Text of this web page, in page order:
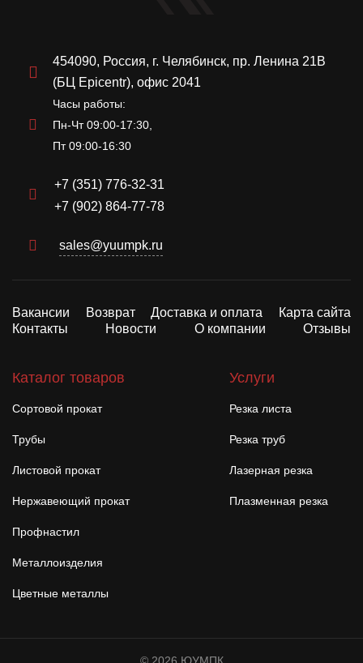
454090, Россия, г. Челябинск, пр. Ленина 21В
(БЦ Epicentr), офис 2041
Часы работы:
Пн-Чт 09:00-17:30,
Пт 09:00-16:30
+7 (351) 776-32-31
+7 (902) 864-77-78
sales@yuumpk.ru
Вакансии Возврат Доставка и оплата
Карта сайта
Контакты
Новости О компании Отзывы
Каталог товаров
Сортовой прокат
Трубы
Листовой прокат
Нержавеющий прокат
Профнастил
Металлоизделия
Цветные металлы
Услуги
Резка листа
Резка труб
Лазерная резка
Плазменная резка